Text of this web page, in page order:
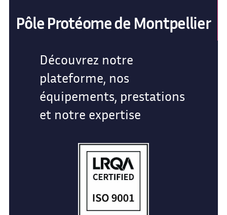
Pôle Protéome de Montpellier
Découvrez notre
plateforme, nos
équipements, prestations
et notre expertise